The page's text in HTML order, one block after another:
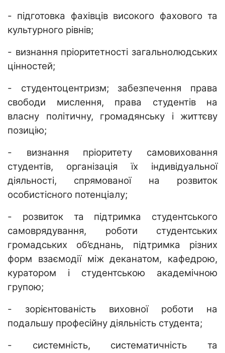
- підготовка фахівців високого фахового та
культурного рівнів;
- визнання пріоритетності загальнолюдських
цінностей;
- студентоцентризм; забезпечення права
свободи мислення, права студентів на
власну політичну, громадянську і життєву
позицію;
- визнання пріоритету самовиховання
студентів, організація їх індивідуальної
діяльності, спрямованої на розвиток
особистісного потенціалу;
- розвиток та підтримка студентського
самоврядування, роботи студентських
громадських об’єднань, підтримка різних
форм взаємодії між деканатом, кафедрою,
куратором і студентською академічною
групою;
- зорієнтованість виховної роботи на
подальшу професійну діяльність студента;
- системність, систематичність та